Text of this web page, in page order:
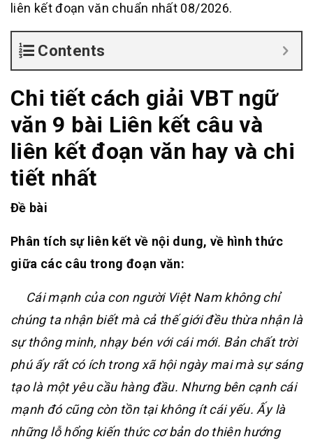
liên kết đoạn văn chuẩn nhất 08/2026.
Contents
Chi tiết cách giải VBT ngữ
văn 9 bài Liên kết câu và
liên kết đoạn văn hay và chi
tiết nhất
Đề bài
Phân tích sự liên kết về nội dung, về hình thức
giữa các câu trong đoạn văn:
Cái mạnh của con người Việt Nam không chỉ
chúng ta nhận biết mà cả thế giới đều thừa nhận là
sự thông minh, nhạy bén với cái mới. Bản chất trời
phú ấy rất có ích trong xã hội ngày mai mà sự sáng
tạo là một yêu cầu hàng đầu. Nhưng bên cạnh cái
mạnh đó cũng còn tồn tại không ít cái yếu. Ấy là
những lỗ hổng kiến thức cơ bản do thiên hướng